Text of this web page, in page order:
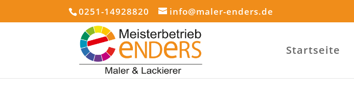
0251-14928820 info@maler-enders.de
Startseite